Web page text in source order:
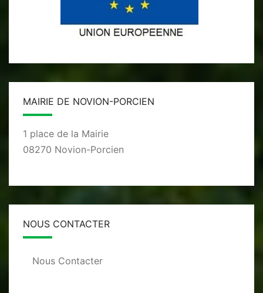
MAIRIE DE NOVION-PORCIEN
1 place de la Mairie
08270 Novion-Porcien
NOUS CONTACTER
Nous Contacter